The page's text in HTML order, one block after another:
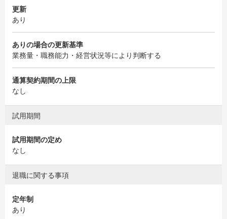
更新
あり
ありの場合の更新基準
業務量・職務能力・経営状況等により判断する
通算契約期間の上限
なし
試用期間
試用期間の定め
なし
退職に関する事項
定年制
あり